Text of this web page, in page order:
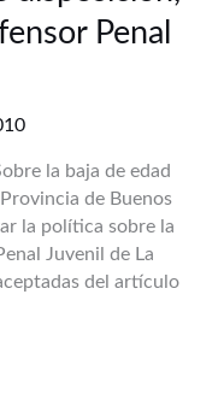
Penal
la baja de edad
de Buenos
la política sobre la
Juvenil de La
del artículo